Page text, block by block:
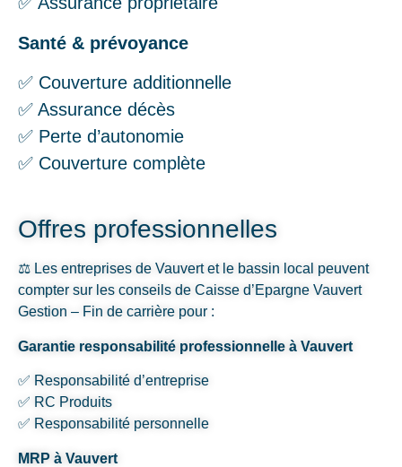
Santé & prévoyance
✅ Couverture additionnelle
✅ Assurance décès
✅ Perte d’autonomie
✅ Couverture complète
Offres professionnelles
⚖️ Les entreprises de Vauvert et le bassin local peuvent
compter sur les conseils de Caisse d’Epargne Vauvert
Gestion – Fin de carrière pour :
Garantie responsabilité professionnelle à Vauvert
✅ Responsabilité d’entreprise
✅ RC Produits
✅ Responsabilité personnelle
MRP à Vauvert